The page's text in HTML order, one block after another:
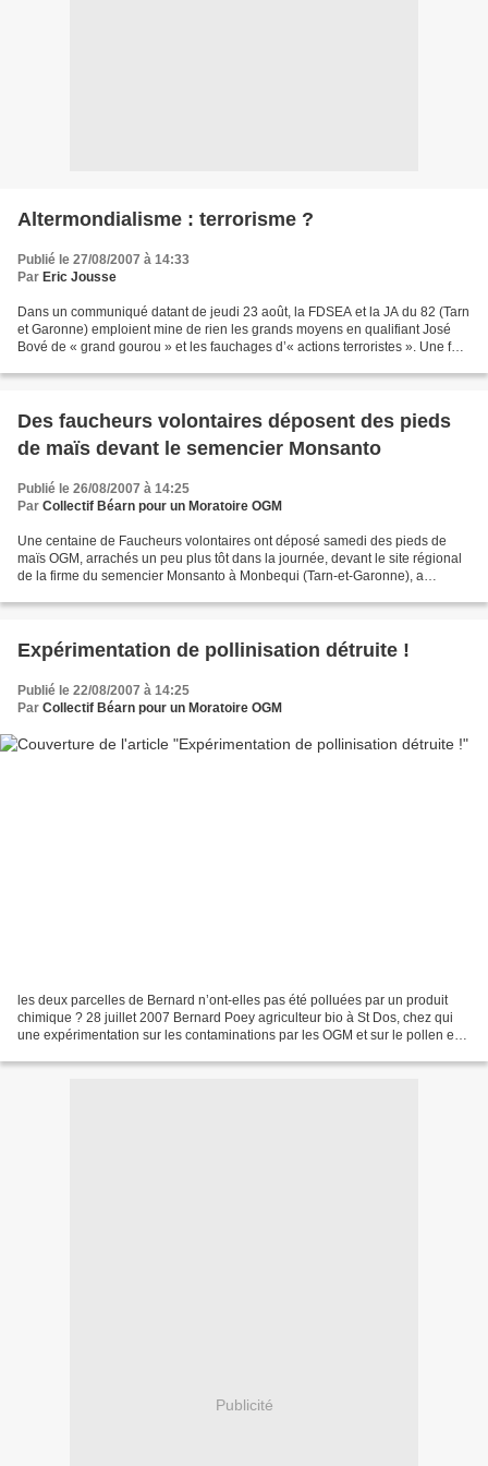
Altermondialisme : terrorisme ?
Publié le 27/08/2007 à 14:33
Par Eric Jousse
Dans un communiqué datant de jeudi 23 août, la FDSEA et la JA du 82 (Tarn
et Garonne) emploient mine de rien les grands moyens en qualifiant José
Bové de « grand gourou » et les fauchages d’« actions terroristes ». Une fois
Des faucheurs volontaires déposent des pieds
de maïs devant le semencier Monsanto
Publié le 26/08/2007 à 14:25
Par Collectif Béarn pour un Moratoire OGM
Une centaine de Faucheurs volontaires ont déposé samedi des pieds de
maïs OGM, arrachés un peu plus tôt dans la journée, devant le site régional
de la firme du semencier Monsanto à Monbequi (Tarn-et-Garonne), a
Expérimentation de pollinisation détruite !
Publié le 22/08/2007 à 14:25
Par Collectif Béarn pour un Moratoire OGM
les deux parcelles de Bernard n’ont-elles pas été polluées par un produit
chimique ? 28 juillet 2007 Bernard Poey agriculteur bio à St Dos, chez qui
une expérimentation sur les contaminations par les OGM et sur le pollen est
Publicité